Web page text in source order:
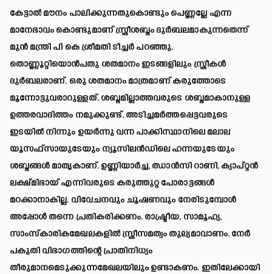
കേട്ടാല്‍ മൗനം പാലിക്കുന്നതുകൊണ്ടും പെണ്ണല്ലേ എന്ന
മാനേഭാവം കൊണ്ടുമാണ് സ്ത്രീശബ്ദം ദുര്‍ബലമാകുന്നതെന്ന്
മുന്‍ മന്ത്രി പി കെ ശ്രീമതി ടീച്ചര്‍ പറഞ്ഞു.
തൊണ്ണൂറ്റിയൊന്‍പതു ശതമാനം ഇടങ്ങളിലും സ്ത്രീകള്‍
ദുര്‍ബലരാണ്. ഒരു ശതമാനം മാത്രമാണ് കരുത്തോടെ
മൂന്നോട്ടുവരാറുള്ളത്. ശബ്ദമില്ലാത്തവരുടെ ശബ്ദമാകാനുള്ള
ഉത്തരവാദിത്തം നമുക്കുണ്ട്. അടിച്ചമര്‍ത്തപ്പെട്ടവരുടെ
ഇടയില്‍ നിന്നും ഉയര്‍ന്നു വന്ന പാക്കിസ്ഥാനിലെ മലാല
യൂസഫ്‌സായുടേയും ന്യൂസിലന്‍ഡിലെ ഹന്നയുടേയും
ശബ്ദങ്ങള്‍ മാതൃകാണ്. ഉണ്ണിയാര്‍ച്ച, ഝാന്‍സി റാണി, ക്യാപ്റ്റന്‍
ലക്ഷ്മിഭായ് എന്നിവരുടെ കരുത്തുറ്റ പോരാട്ടങ്ങള്‍
മറക്കാനാകില്ല. വിവേചനവും ചൂഷണവും നേരിടുമ്പോള്‍
അപ്പോള്‍ തന്നെ പ്രതികരിക്കണം. രാഷ്ട്രീയ, സാമൂഹ്യ,
സാംസ്‌കാരികമേഖലകളില്‍ സ്ത്രീസമത്വം തുല്യമാവാണം. നേര്‍
പകുതി വിഭാഗത്തിന്റെ പ്രാതിനിധ്യം
തീരുമാനമെടുക്കുന്നമേഖലയിലും ഉണ്ടാകണം. ഇതിലേക്കായി